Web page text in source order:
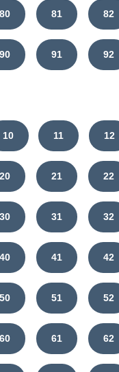
80 81 82
90 91 92
10 11 12
20 21 22
30 31 32
40 41 42
50 51 52
60 61 62